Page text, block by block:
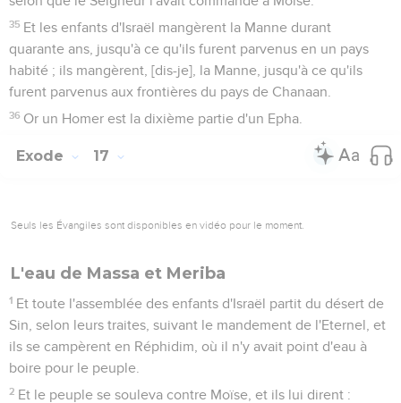
35 Et les enfants d'Israël mangèrent la Manne durant
quarante ans, jusqu'à ce qu'ils furent parvenus en un pays
habité ; ils mangèrent, [dis-je], la Manne, jusqu'à ce qu'ils
furent parvenus aux frontières du pays de Chanaan.
36 Or un Homer est la dixième partie d'un Epha.
Exode 17
Seuls les Évangiles sont disponibles en vidéo pour le moment.
L'eau de Massa et Meriba
1 Et toute l'assemblée des enfants d'Israël partit du désert de
Sin, selon leurs traites, suivant le mandement de l'Eternel, et
ils se campèrent en Réphidim, où il n'y avait point d'eau à
boire pour le peuple.
2 Et le peuple se souleva contre Moïse, et ils lui dirent :